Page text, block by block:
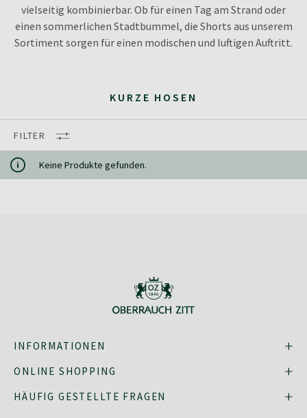
vielseitig kombinierbar. Ob für einen Tag am Strand oder
einen sommerlichen Stadtbummel, die Shorts aus unserem
Sortiment sorgen für einen modischen und luftigen Auftritt.
KURZE HOSEN
FILTER
Keine Produkte gefunden.
INFORMATIONEN
ONLINE SHOPPING
HÄUFIG GESTELLTE FRAGEN